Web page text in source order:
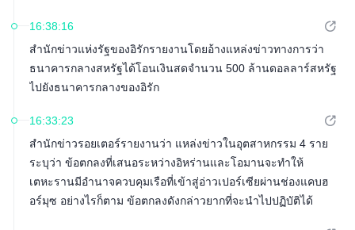
16:38:16
สำนักข่าวแห่งรัฐของอิรักรายงานโดยอ้างแหล่งข่าวทางการว่า
ธนาคารกลางสหรัฐได้โอนเงินสดจำนวน 500 ล้านดอลลาร์สหรัฐ
ไปยังธนาคารกลางของอิรัก
16:33:23
สำนักข่าวรอยเตอร์รายงานว่า แหล่งข่าวในอุตสาหกรรม 4 ราย
ระบุว่า ข้อตกลงที่เสนอระหว่างอิหร่านและโอมานจะทำให้
เตหะรานมีอำนาจควบคุมเรือที่เข้าสู่อ่าวเปอร์เซียผ่านช่องแคบฮ
อร์มุซ อย่างไรก็ตาม ข้อตกลงดังกล่าวยากที่จะนำไปปฏิบัติได้